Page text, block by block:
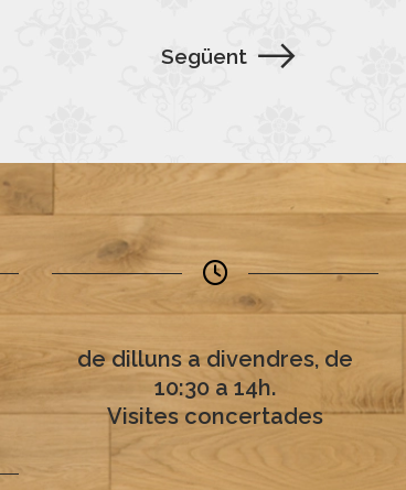
Següent
de dilluns a divendres, de
10:30 a 14h.
Visites concertades